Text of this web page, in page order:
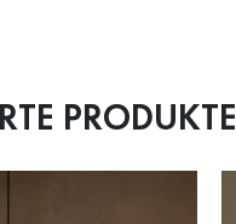
PRODUKTE